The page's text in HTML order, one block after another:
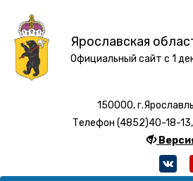
Ярославская
Официальный сайт с 1
150000,
Телефон (4852)40-18-